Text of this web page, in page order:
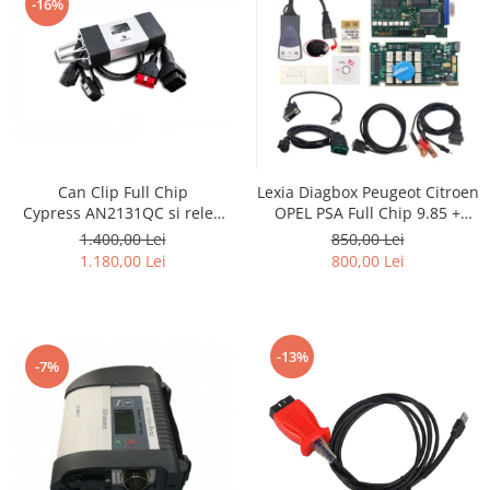
-16%
Can Clip Full Chip
Cypress AN2131QC si releu
japonez NEC/OMRON-
Renault Dacia 2021
1.400,00 Lei
1.180,00 Lei
Lexia Diagbox Peugeot Citroen
OPEL PSA Full Chip 9.85 +
optional offline telecoding
850,00 Lei
800,00 Lei
-7% -13%